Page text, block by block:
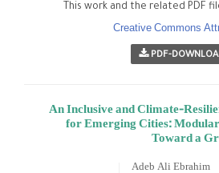
This work and the related PDF
Creative Commons
PDF-
An Inclusive and Climate-
for Emerging Cities:
Toward a